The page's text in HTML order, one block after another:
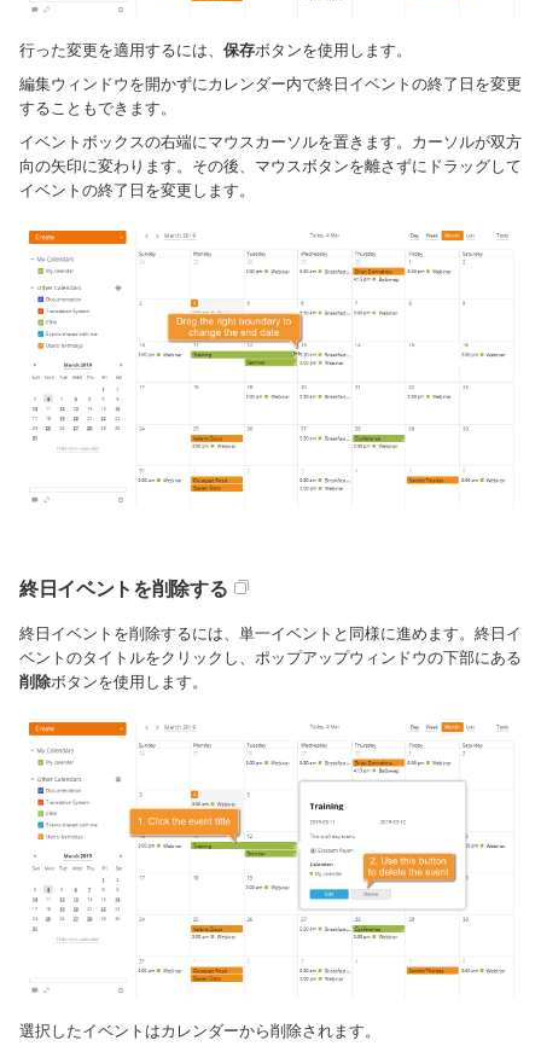
行った変更を適用するには、 保存ボタンを使用します。
編集ウィンドウを開かずにカレンダー内で終日イベントの終了日を変更
することもできます。
イベントボックスの右端にマウスカーソルを置きます。カーソルが双方
向の矢印に変わります。その後、マウスボタンを離さずにドラッグして
イベントの終了日を変更します。
終日イベントを削除する
終日イベントを削除するには、単一イベントと同様に進めます。終日イ
ベントのタイトルをクリックし、ポップアップウィンドウの下部にある
削除ボタンを使用します。
選択したイベントはカレンダーから削除されます。